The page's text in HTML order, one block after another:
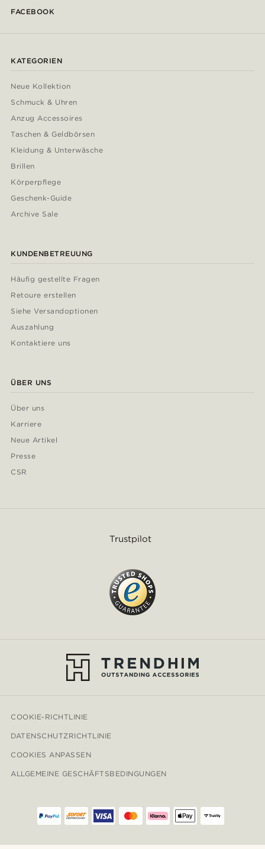
FACEBOOK
KATEGORIEN
Neue Kollektion
Schmuck & Uhren
Anzug Accessoires
Taschen & Geldbörsen
Kleidung & Unterwäsche
Brillen
Körperpflege
Geschenk-Guide
Archive Sale
KUNDENBETREUUNG
Häufig gestellte Fragen
Retoure erstellen
Siehe Versandoptionen
Auszahlung
Kontaktiere uns
ÜBER UNS
Über uns
Karriere
Neue Artikel
Presse
CSR
Trustpilot
COOKIE-RICHTLINIE
DATENSCHUTZRICHTLINIE
COOKIES ANPASSEN
ALLGEMEINE GESCHÄFTSBEDINGUNGEN